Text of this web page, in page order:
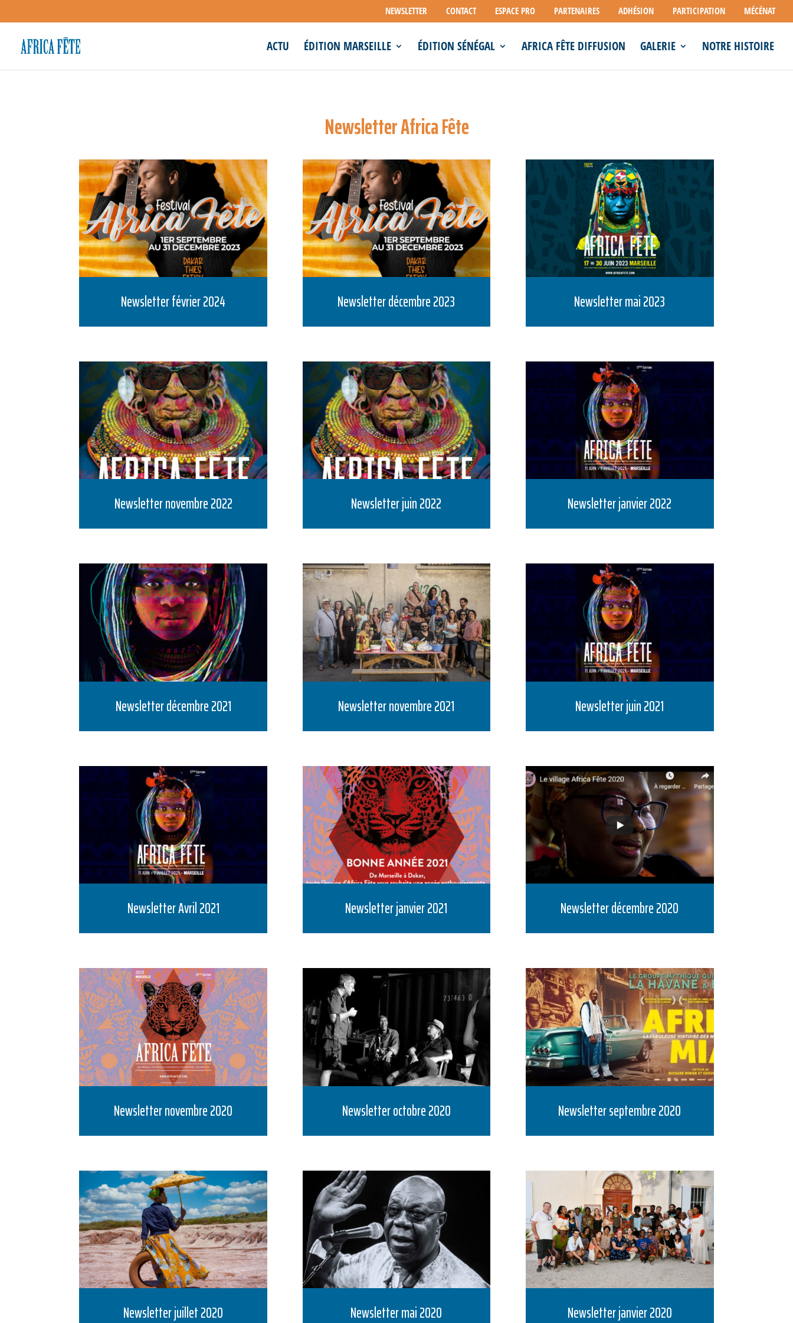
NEWSLETTER CONTACT ESPACE PRO PARTENAIRES ADHÉSION PARTICIPATION MÉCÉNAT
ACTU ÉDITION MARSEILLE ÉDITION SÉNÉGAL AFRICA FÊTE DIFFUSION GALERIE NOTRE HISTOIRE
Newsletter Africa Fête
Newsletter février 2024
Newsletter novembre 2022
Newsletter décembre 2021
Newsletter Avril 2021
Newsletter novembre 2020
Newsletter juillet 2020
Newsletter décembre 2023
Newsletter juin 2022
Newsletter novembre 2021
Newsletter janvier 2021
Newsletter octobre 2020
Newsletter mai 2020
Newsletter mai 2023
Newsletter janvier 2022
Newsletter juin 2021
Newsletter décembre 2020
Newsletter septembre 2020
Newsletter janvier 2020